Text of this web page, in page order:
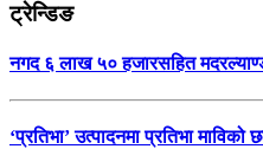
ट्रेन्डिङ
नगद ६ लाख ५० हजारसहित
‘प्रतिभा’ उत्पादनमा प्रतिभा माविको